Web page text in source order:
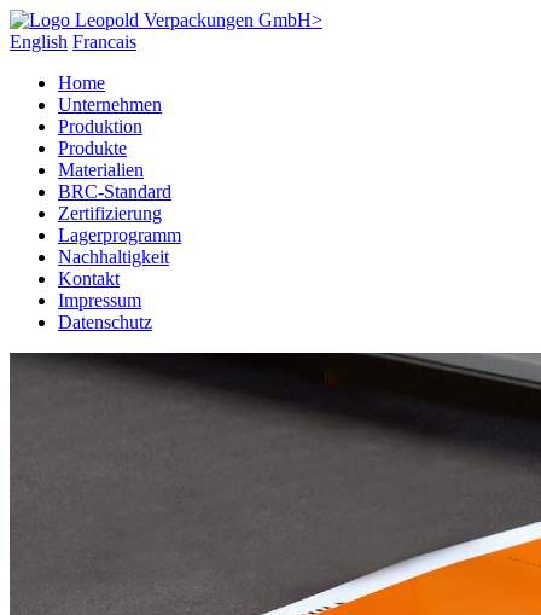
English Francais
Home
Unternehmen
Produktion
Produkte
Materialien
BRC-Standard
Zertifizierung
Lagerprogramm
Nachhaltigkeit
Kontakt
Impressum
Datenschutz